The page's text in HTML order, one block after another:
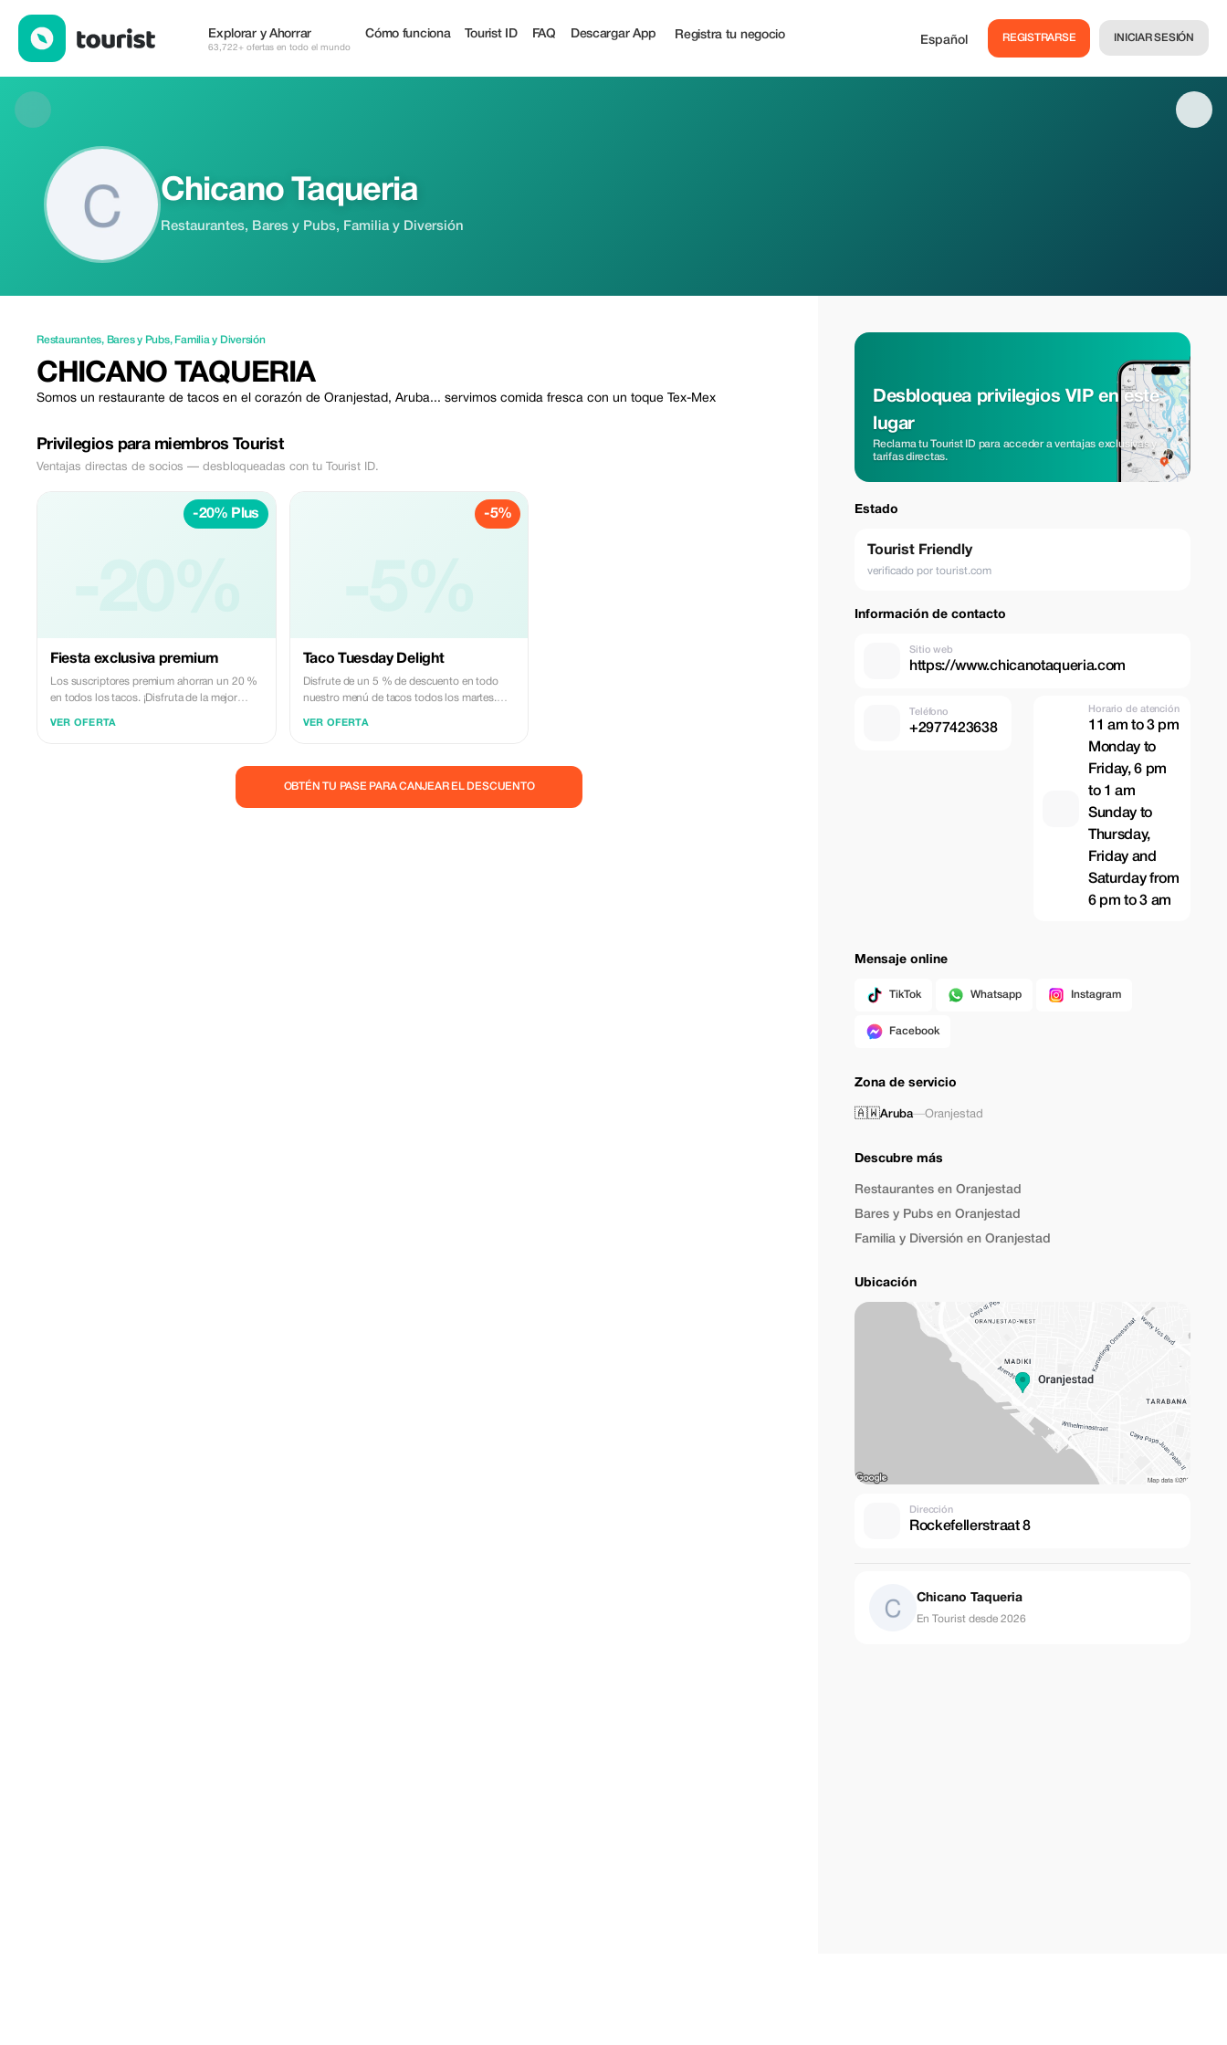
Explorar y Ahorrar
63,722+ ofertas en todo el mundo
Cómo funciona Tourist ID FAQ Descargar App Registra tu negocio Español REGISTRARSE INICIAR SESIÓN
Chicano Taqueria
Restaurantes, Bares y Pubs, Familia y Diversión
Restaurantes, Bares y Pubs, Familia y Diversión
CHICANO TAQUERIA
Somos un restaurante de tacos en el corazón de Oranjestad, Aruba... servimos comida fresca con un toque Tex-Mex
Privilegios para miembros Tourist
Ventajas directas de socios — desbloqueadas con tu Tourist ID.
-20% Plus
Fiesta exclusiva premium
Los suscriptores premium ahorran un 20 %
en todos los tacos. ¡Disfruta de la mejor
VER OFERTA
-5%
Taco Tuesday Delight
Disfrute de un 5 % de descuento en todo
nuestro menú de tacos todos los martes.
VER OFERTA
OBTÉN TU PASE PARA CANJEAR EL DESCUENTO
Desbloquea privilegios VIP en este
lugar
Reclama tu Tourist ID para acceder a ventajas exclusivas y
tarifas directas.
Estado
Tourist Friendly
verificado por tourist.com
Información de contacto
Sitio web
https://www.chicanotaqueria.com
Teléfono
+2977423638
Horario de atención
11 am to 3 pm
Monday to
Friday, 6 pm
to 1 am
Sunday to
Thursday,
Friday and
Saturday from
6 pm to 3 am
Mensaje online
TikTok Whatsapp Instagram
Facebook
Zona de servicio
🇦🇼Aruba—Oranjestad
Descubre más
Restaurantes en Oranjestad
Bares y Pubs en Oranjestad
Familia y Diversión en Oranjestad
Ubicación
Dirección
Rockefellerstraat 8
Chicano Taqueria
En Tourist desde 2026